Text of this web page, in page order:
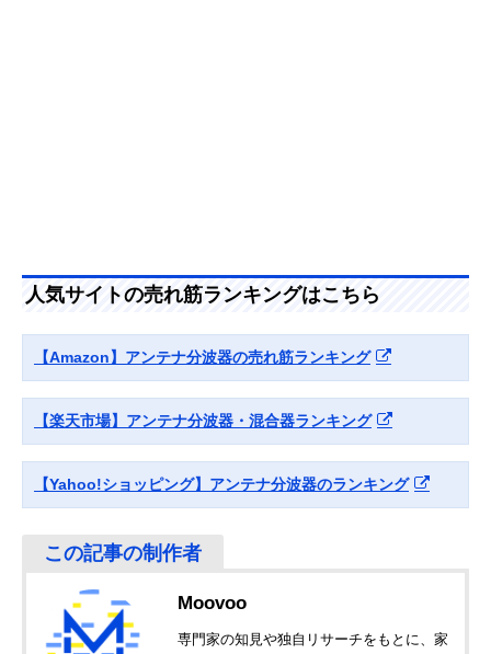
Amazonで見る
用混合分波器
MXEUV
にくい高いシール
ド性能
Amazonで見る
(AINEX) アンテナ
分波器 ANT-DM
して使える2in1
人気サイトの売れ筋ランキングはこちら
【Amazon】アンテナ分波器の売れ筋ランキング
【楽天市場】アンテナ分波器・混合器ランキング
【Yahoo!ショッピング】アンテナ分波器のランキング
Moovoo
専門家の知見や独自リサーチをもとに、家